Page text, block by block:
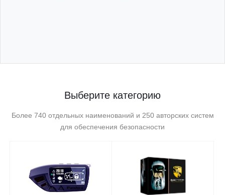
Выберите категорию
Более 740 отдельных наименований и 250 авторских систем
для обеспечения безопасности